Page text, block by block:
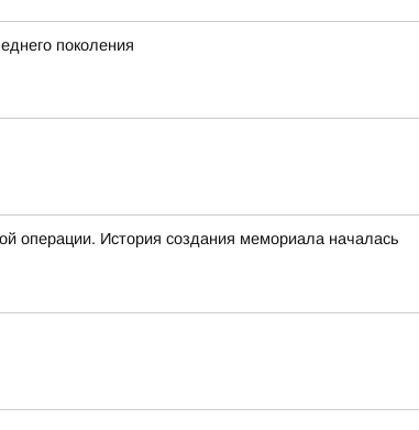
поколения
операции. История создания мемориала началась